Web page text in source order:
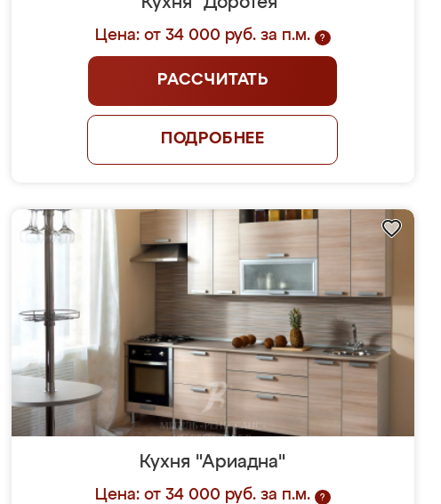
Цена: от 34 000 руб. за п.м. ?
РАССЧИТАТЬ
ПОДРОБНЕЕ
Кухня "Ариадна"
Цена: от 34 000 руб. за п.м. ?